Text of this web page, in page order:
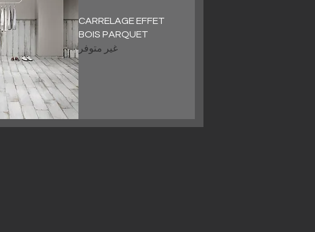
CARRELAGE EFFET
BOIS PARQUET
غير متوفر